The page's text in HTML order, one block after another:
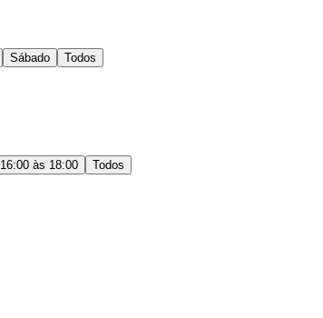
Sábado Todos
16:00 às 18:00
Todos